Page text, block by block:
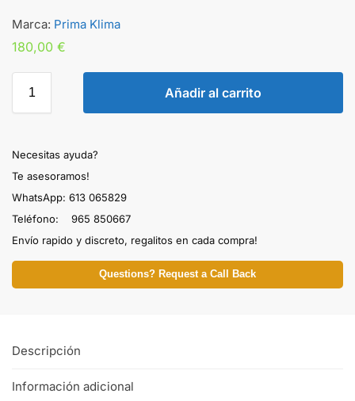
Marca: Prima Klima
180,00 €
Añadir al carrito
Necesitas ayuda?
Te asesoramos!
WhatsApp: 613 065829
Teléfono: 965 850667
Envío rapido y discreto, regalitos en cada compra!
Questions? Request a Call Back
Descripción
Información adicional